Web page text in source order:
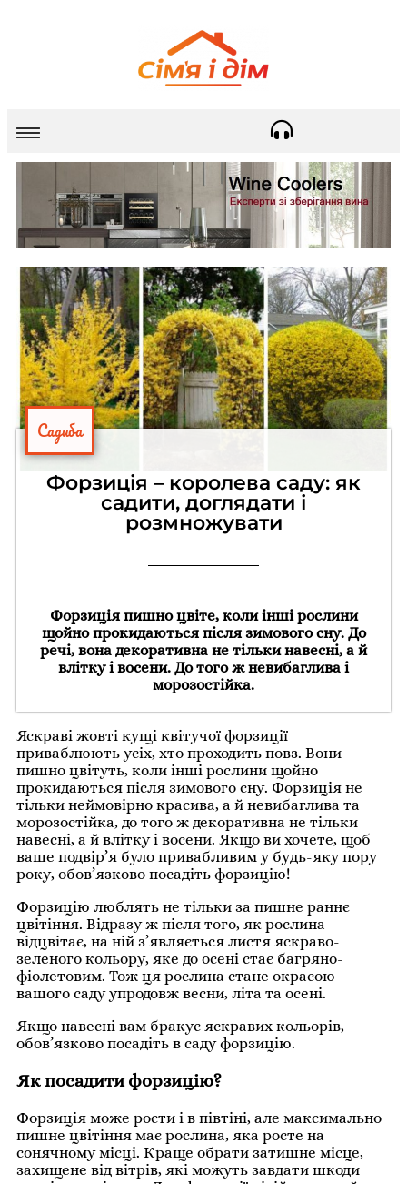
Садиба
Форзиція – королева саду: як
садити, доглядати і
розмножувати
Форзиція пишно цвіте, коли інші рослини
щойно прокидаються після зимового сну. До
речі, вона декоративна не тільки навесні, а й
влітку і восени. До того ж невибаглива і
морозостійка.
Яскраві жовті кущі квітучої форзиції
приваблюють усіх, хто проходить повз. Вони
пишно цвітуть, коли інші рослини щойно
прокидаються після зимового сну. Форзиція не
тільки неймовірно красива, а й невибаглива та
морозостійка, до того ж декоративна не тільки
навесні, а й влітку і восени. Якщо ви хочете, щоб
ваше подвір’я було привабливим у будь-яку пору
року, обов’язково посадіть форзицію!
Форзицію люблять не тільки за пишне раннє
цвітіння. Відразу ж після того, як рослина
відцвітає, на ній з’являється листя яскраво-
зеленого кольору, яке до осені стає багряно-
фіолетовим. Тож ця рослина стане окрасою
вашого саду упродовж весни, літа та осені.
Якщо навесні вам бракує яскравих кольорів,
обов’язково посадіть в саду форзицію.
Як посадити форзицію?
Форзиція може рости і в півтіні, але максимально
пишне цвітіння має рослина, яка росте на
сонячному місці. Краще обрати затишне місце,
захищене від вітрів, які можуть завдати шкоди